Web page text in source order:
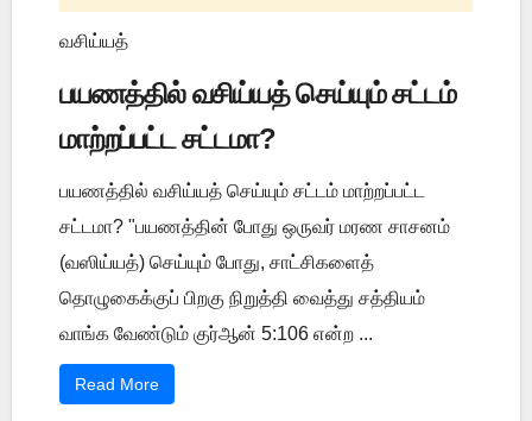
வசிய்யத்
பயணத்தில் வசிய்யத் செய்யும் சட்டம்
மாற்றப்பட்ட சட்டமா?
பயணத்தில் வசிய்யத் செய்யும் சட்டம் மாற்றப்பட்ட
சட்டமா? "பயணத்தின் போது ஒருவர் மரண சாசனம்
(வஸிய்யத்) செய்யும் போது, சாட்சிகளைத்
தொழுகைக்குப் பிறகு நிறுத்தி வைத்து சத்தியம்
வாங்க வேண்டும் குர்ஆன் 5:106 என்ற ...
Read More